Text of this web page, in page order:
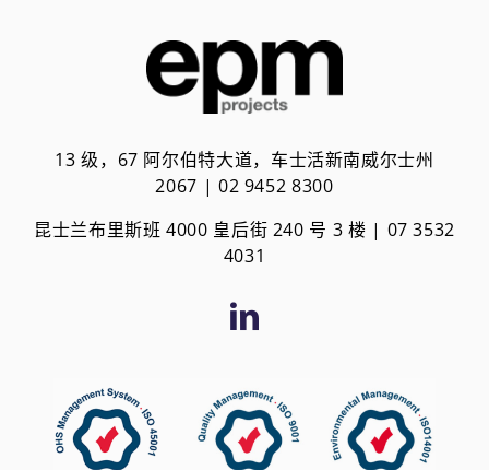
13 级，67 阿尔伯特大道，车士活新南威尔士州
2067 | 02 9452 8300
昆士兰布里斯班 4000 皇后街 240 号 3 楼 | 07 3532
4031